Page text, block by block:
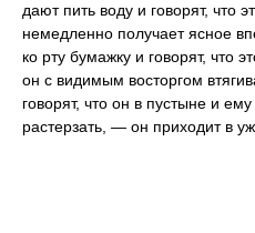
дают пить воду и говорят, что
немедленно получает ясное
ко рту бумажку и говорят, что
он с видимым восторгом
говорят, что он в пустыне и
растерзать, — он приходит в